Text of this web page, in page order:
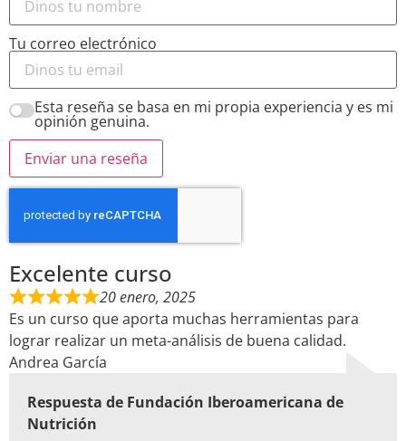
Tu correo electrónico
Esta reseña se basa en mi propia experiencia y es mi
opinión genuina.
Enviar una reseña
Excelente curso
20 enero, 2025
Es un curso que aporta muchas herramientas para
lograr realizar un meta-análisis de buena calidad.
Andrea García
Respuesta de Fundación Iberoamericana de
Nutrición